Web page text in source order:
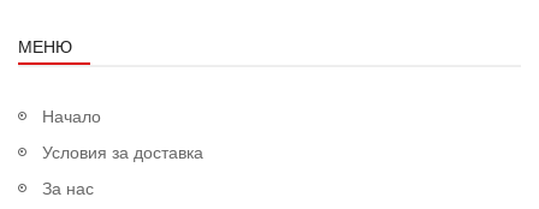
МЕНЮ
Начало
Условия за доставка
За нас